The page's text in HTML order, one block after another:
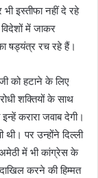
इस्तीफा नहीं दे रहे
में जाकर
षड्यंत्र रच रहे हैं।
को हटाने के लिए
शक्तियों के साथ
करारा जवाब देगी।
थी। पर उन्होंने दिल्ली
में भी कांग्रेस के
करने की हिम्मत